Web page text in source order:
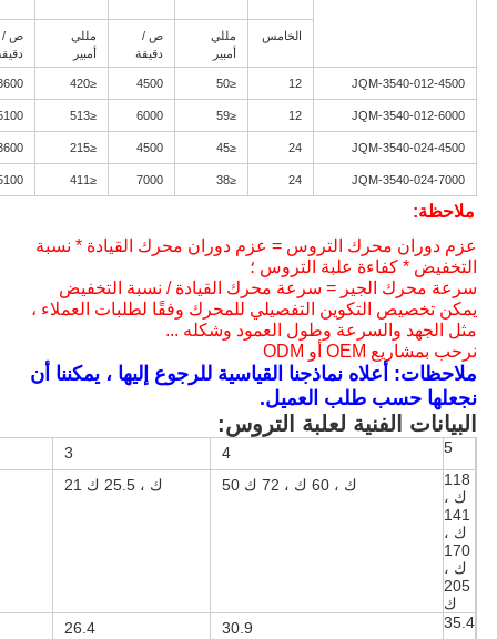
الخامس
مللي
أمبير
ص /
دقيقة
مللي
أمبير
ص /
JQM-3540-012-4500
12
≤50
4500
≤420
JQM-3540-012-6000
12
≤59
6000
≤513
JQM-3540-024-4500
24
≤45
4500
≤215
JQM-3540-024-7000
24
≤38
7000
≤411
ملاحظة:
عزم دوران محرك التروس = عزم دوران محرك القيادة * نسبة
التخفيض * كفاءة علبة التروس ؛
سرعة محرك الجير = سرعة محرك القيادة / نسبة التخفيض
يمكن تخصيص التكوين التفصيلي للمحرك وفقًا لطلبات العملاء ،
مثل الجهد والسرعة وطول العمود وشكله ...
نرحب بمشاريع OEM أو ODM
ملاحظات: أعلاه نماذجنا القياسية للرجوع إليها ، يمكننا أن
نجعلها حسب طلب العميل.
البيانات الفنية لعلبة التروس:
3 4 5
21 ك ، 25.5 ك 50 ك ، 60 ك ، 72 ك
118
ك ،
141
ك ،
170
ك ،
205
ك
26.4
30.9 35.4